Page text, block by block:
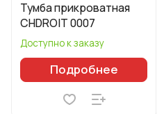
Тумба прикроватная
CHDROIT 0007
Доступно к заказу
Подробнее